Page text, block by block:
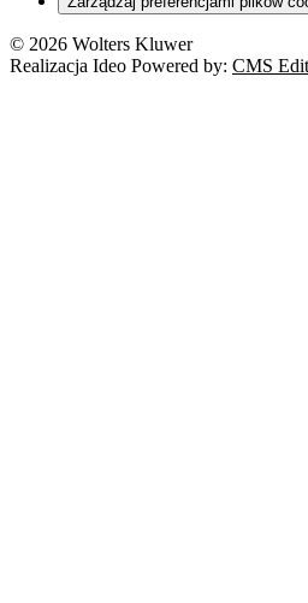
© 2026 Wolters Kluwer
Realizacja Ideo Powered by: CMS